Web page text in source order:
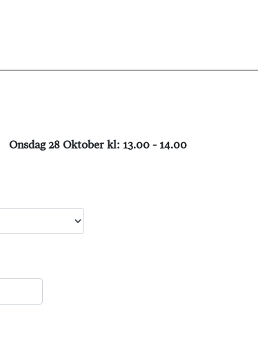
Onsdag 28 Oktober kl: 13.00 - 14.00